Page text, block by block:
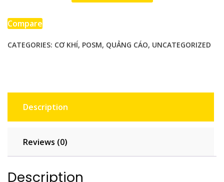
Compare
CATEGORIES: CƠ KHÍ, POSM, QUẢNG CÁO, UNCATEGORIZED
Description
Reviews (0)
Description